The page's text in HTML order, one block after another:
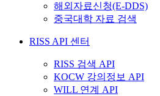
해외자료신청(E-DDS)
중국대학 자료 검색
RISS API 센터
RISS 검색 API
KOCW 강의정보 API
WILL 연계 API